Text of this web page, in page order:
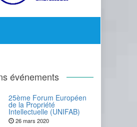
événements
25ème Forum Européen
de la Propriété
Intellectuelle (UNIFAB)
26 mars 2020